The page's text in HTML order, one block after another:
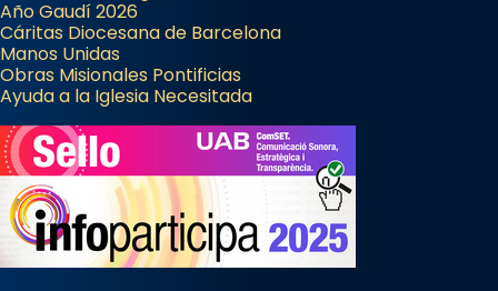
Año Gaudí 2026
Cáritas Diocesana de Barcelona
Manos Unidas
Obras Misionales Pontificias
Ayuda a la Iglesia Necesitada